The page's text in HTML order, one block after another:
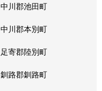
中川郡池田町
中川郡本別町
足寄郡陸別町
釧路郡釧路町